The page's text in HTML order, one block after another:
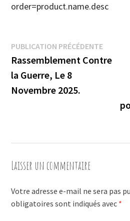
order=product.name.desc
Navigation
de
l’article
PUBLICATION PRÉCÉDENTE
Rassemblement Contre
la Guerre, Le 8
Novembre 2025.
Laisser un commentaire
Votre adresse e-mail ne sera pas
obligatoires sont indiqués avec *